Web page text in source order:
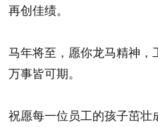
再创佳绩。
马年将至，愿你龙马精神，
万事皆可期。
祝愿每一位员工的孩子茁